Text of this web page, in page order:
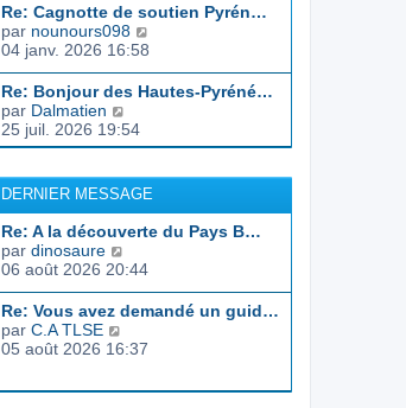
Re: Cagnotte de soutien Pyrén…
par nounours098
s
t
r
l
e
d
n
i
e
04 janv. 2026 16:58
Re: Bonjour des Hautes-Pyréné…
par Dalmatien
o
n
u
l
e
l
e
d
r
i
25 juil. 2026 19:54
DERNIER MESSAGE
Re: A la découverte du Pays B…
par dinosaure
o
s
l
06 août 2026 20:44
Re: Vous avez demandé un guid…
par C.A TLSE
o
05 août 2026 16:37